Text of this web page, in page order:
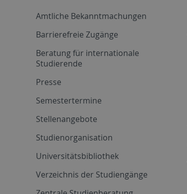
Amtliche Bekanntmachungen
Barrierefreie Zugänge
Beratung für internationale
Studierende
Presse
Semestertermine
Stellenangebote
Studienorganisation
Universitätsbibliothek
Verzeichnis der Studiengänge